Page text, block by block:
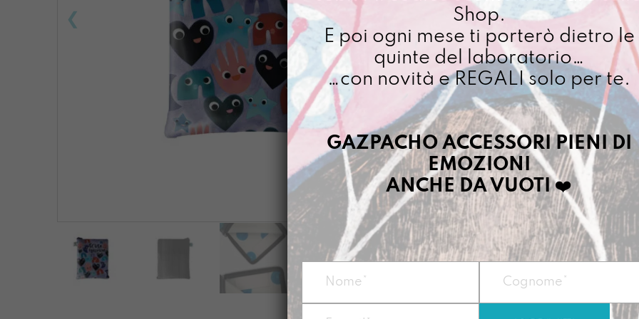
Cuciamo ogni ordine
4/5 giorni lavorativi,
importo superiore ai
Dettagli prodotto
Protegge le
più importanti del
ci entra, ci abita
Vegan
Misure:18 x 23 x
Materiale:telo
Zip nera montata
Prodotta nel
Shop.
E poi ogni mese ti porterò dietro le
quinte del laboratorio…
…con novità e REGALI solo per te.
GAZPACHO ACCESSORI PIENI DI
EMOZIONI
ANCHE DA VUOTI❤️